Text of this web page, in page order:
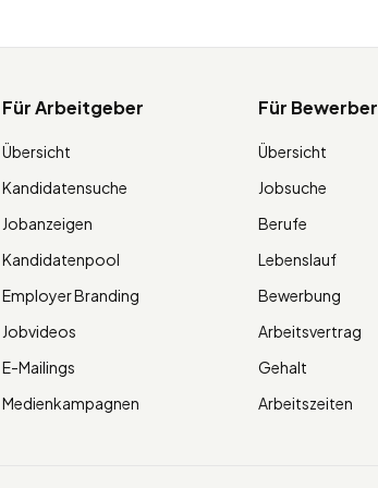
Für Arbeitgeber
Übersicht
Kandidatensuche
Jobanzeigen
Kandidatenpool
Employer Branding
Jobvideos
E-Mailings
Medienkampagnen
Für Bewerber
Übersicht
Jobsuche
Berufe
Lebenslauf
Bewerbung
Arbeitsvertrag
Gehalt
Arbeitszeiten